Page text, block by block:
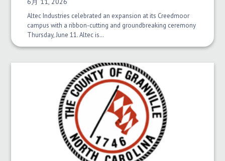
Altec Industries celebrated an expansion at its Creedmoor
campus with a ribbon-cutting and groundbreaking ceremony
Thursday, June 11. Altec is…